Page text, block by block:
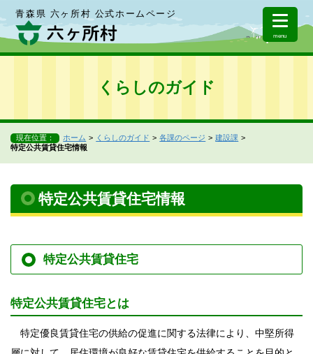
青森県 六ヶ所村 公式ホームページ
menu
くらしのガイド
現在位置： ホーム くらしのガイド 各課のページ
建設課
特定公共賃貸住宅情報
特定公共賃貸住宅情報
特定公共賃貸住宅
特定公共賃貸住宅とは
特定優良賃貸住宅の供給の促進に関する法律により、中堅所得